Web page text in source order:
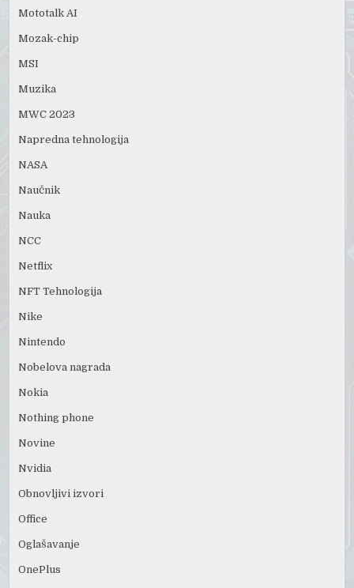
Mototalk AI
Mozak-chip
MSI
Muzika
MWC 2023
Napredna tehnologija
NASA
Naučnik
Nauka
NCC
Netflix
NFT Tehnologija
Nike
Nintendo
Nobelova nagrada
Nokia
Nothing phone
Novine
Nvidia
Obnovljivi izvori
Office
Oglašavanje
OnePlus